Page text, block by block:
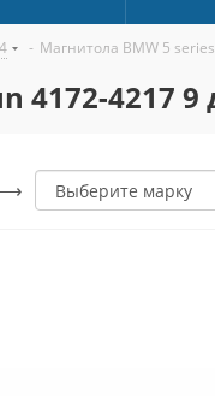
- Магнитола BMW 5
4172-4217
⟶